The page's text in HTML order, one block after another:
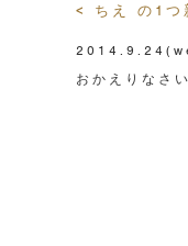
< ちえ の1つ
2014.9.24
おかえりなさ